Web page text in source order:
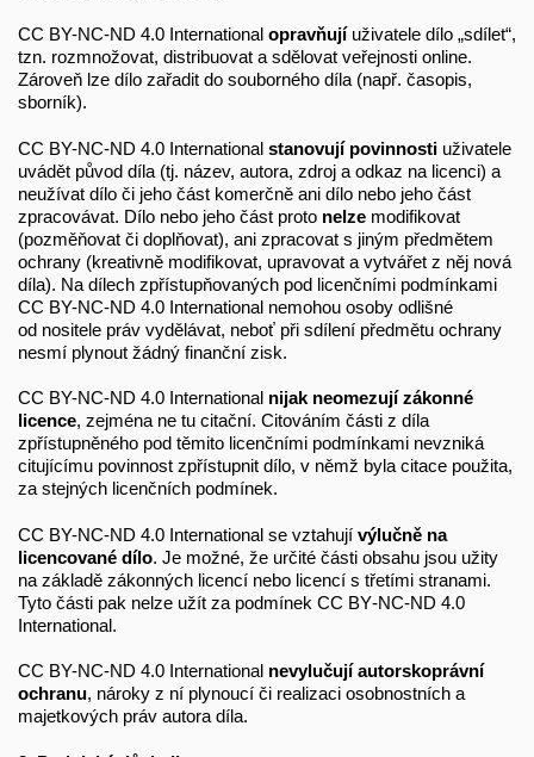
CC BY-NC-ND 4.0 International opravňují uživatele dílo „sdílet“,
tzn. rozmnožovat, distribuovat a sdělovat veřejnosti online.
Zároveň lze dílo zařadit do souborného díla (např. časopis,
sborník).
CC BY-NC-ND 4.0 International stanovují povinnosti uživatele
uvádět původ díla (tj. název, autora, zdroj a odkaz na licenci) a
neužívat dílo či jeho část komerčně ani dílo nebo jeho část
zpracovávat. Dílo nebo jeho část proto nelze modifikovat
(pozměňovat či doplňovat), ani zpracovat s jiným předmětem
ochrany (kreativně modifikovat, upravovat a vytvářet z něj nová
díla). Na dílech zpřístupňovaných pod licenčními podmínkami
CC BY-NC-ND 4.0 International nemohou osoby odlišné
od nositele práv vydělávat, neboť při sdílení předmětu ochrany
nesmí plynout žádný finanční zisk.
CC BY-NC-ND 4.0 International nijak neomezují zákonné
licence, zejména ne tu citační. Citováním části z díla
zpřístupněného pod těmito licenčními podmínkami nevzniká
citujícímu povinnost zpřístupnit dílo, v němž byla citace použita,
za stejných licenčních podmínek.
CC BY-NC-ND 4.0 International se vztahují výlučně na
licencované dílo. Je možné, že určité části obsahu jsou užity
na základě zákonných licencí nebo licencí s třetími stranami.
Tyto části pak nelze užít za podmínek CC BY‑NC-ND 4.0
International.
CC BY-NC-ND 4.0 International nevylučují autorskoprávní
ochranu, nároky z ní plynoucí či realizaci osobnostních a
majetkových práv autora díla.